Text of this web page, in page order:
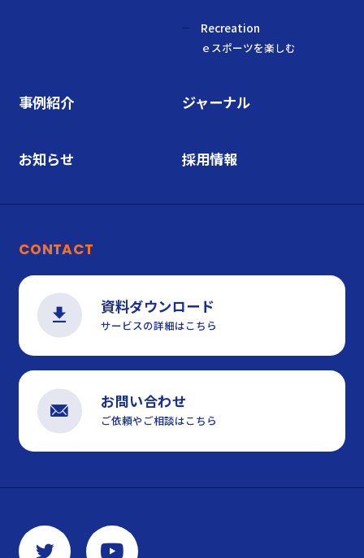
Recreation
ｅスポーツを楽しむ
事例紹介 ジャーナル
お知らせ 採用情報
CONTACT
資料ダウンロード
サービスの詳細はこちら
お問い合わせ
ご依頼やご相談はこちら